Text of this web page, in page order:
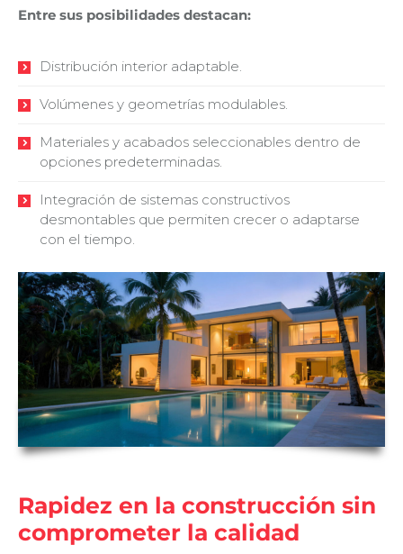
Entre sus posibilidades destacan:
Distribución interior adaptable.
Volúmenes y geometrías modulables.
Materiales y acabados seleccionables dentro de
opciones predeterminadas.
Integración de sistemas constructivos
desmontables que permiten crecer o adaptarse
con el tiempo.
Rapidez en la construcción sin
comprometer la calidad